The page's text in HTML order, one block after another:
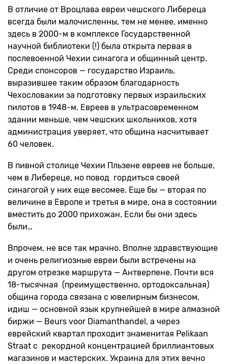
В отличие от Вроцлава евреи чешского Либереца
всегда были малочисленны, тем не менее, именно
здесь в 2000-м в комплексе Государственной
научной библиотеки (!) была открыта первая в
послевоенной Чехии синагога и общинный центр.
Среди спонсоров — государство Израиль,
выразившее таким образом благодарность
Чехословакии за подготовку первых израильских
пилотов в 1948-м. Евреев в ультрасовременном
здании меньше, чем чешских школьников, хотя
администрация уверяет, что община насчитывает
60 человек.
В пивной столице Чехии Пльзене евреев не больше,
чем в Либереце, но повод гордиться своей
синагогой у них еще весомее. Еще бы — вторая по
величине в Европе и третья в мире, она в состоянии
вместить до 2000 прихожан. Если бы они здесь
были…
Впрочем, не все так мрачно. Вполне здравствующие
и очень религиозные евреи были встречены на
другом отрезке маршрута — Антверпене. Почти вся
18-тысячная (преимущественно, ортодоксальная)
община города связана с ювелирным бизнесом,
идиш — основной язык крупнейшей в мире алмазной
биржи — Beurs voor Diamanthandel, а через
еврейский квартал проходит знаменитая Pelikaan
Straat с рекордной концентрацией бриллиантовых
магазинов и мастерских. Украина для этих вечно